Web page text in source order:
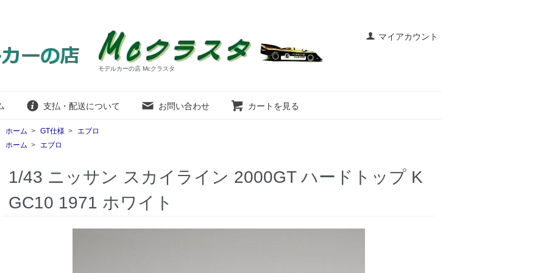
マイアカウント
モデルカーの店 Mcクラスタ
支払・配送について お問い合わせ カートを見る
ホーム > GT仕様 > エブロ
ホーム > エブロ
1/43 ニッサン スカイライン 2000GT ハードトップ K
GC10 1971 ホワイト